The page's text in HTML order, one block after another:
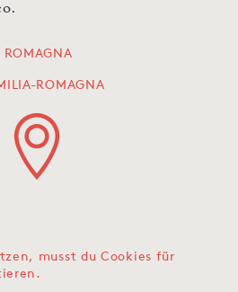
ROMAGNA
ROMAGNA
musst du Cookies für